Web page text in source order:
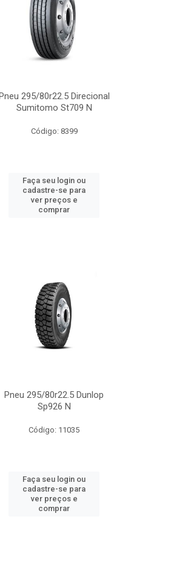
295/80r22.5 Direcional
Sumitomo St709 N
Código: 8399
Faça seu login ou
cadastre-se para
ver preços e
comprar
Pneu 295/80r22.5 Dunlop
Sp926 N
Código: 11035
Faça seu login ou
cadastre-se para
ver preços e
comprar